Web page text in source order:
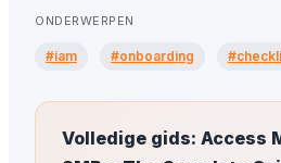
ONDERWERPEN
#iam #onboarding
Volledige gids: Access